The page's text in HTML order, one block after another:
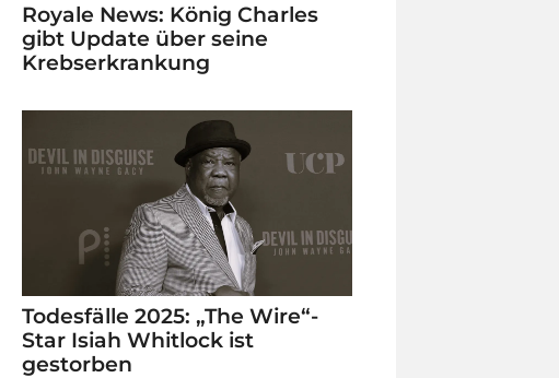
Royale News: König Charles
gibt Update über seine
Krebserkrankung
Todesfälle 2025: „The Wire“-
Star Isiah Whitlock ist
gestorben